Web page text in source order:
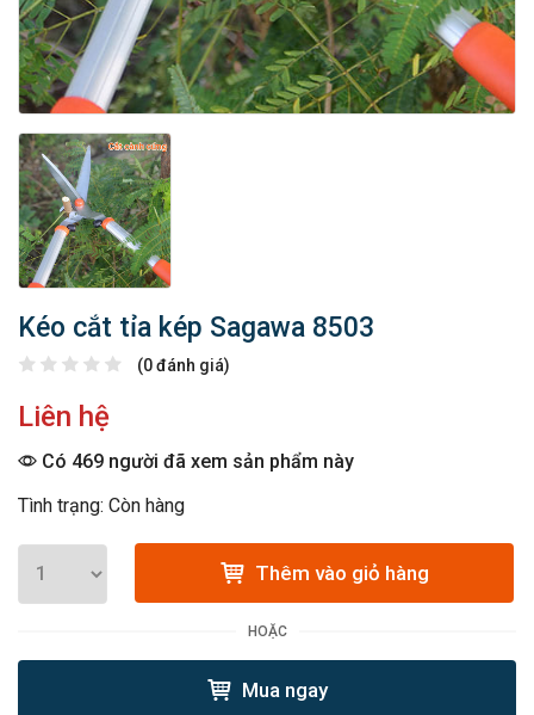
Kéo cắt tỉa kép Sagawa 8503
(0 đánh giá)
Liên hệ
Có 469 người đã xem sản phẩm này
Tình trạng: Còn hàng
Thêm vào giỏ hàng
HOẶC
Mua ngay